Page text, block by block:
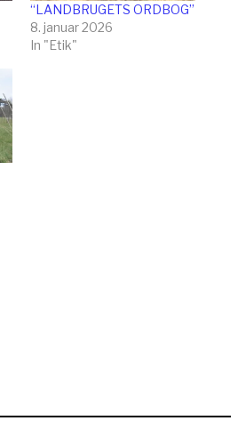
“LANDBRUGETS ORDBOG”
8. januar 2026
In "Etik"